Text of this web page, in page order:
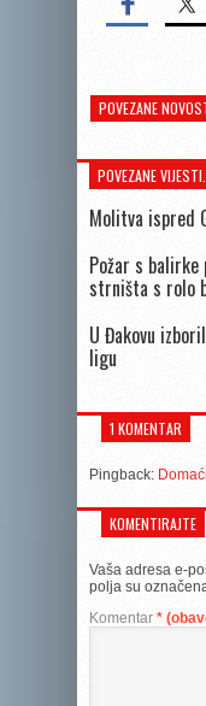
POVEZANE
POVEZANE VIJESTI...
Molitva ispred
Požar s
strništa s rolo
U Đakovu
ligu
1 KOMENTAR
Pingback:
KOMENTIRAJTE
Vaša adresa e-
polja su
Komentar *